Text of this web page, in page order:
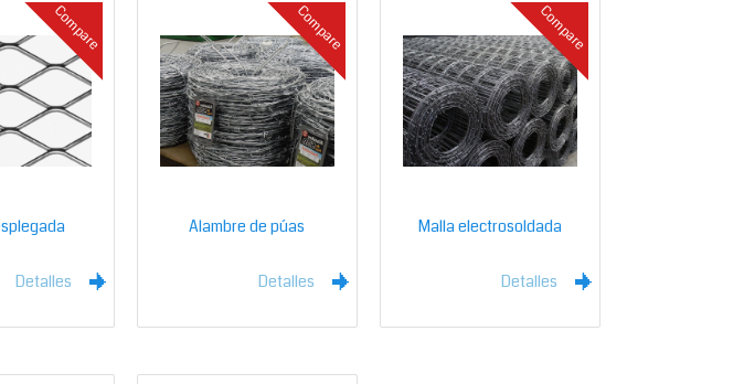
Compare
Detalles l
Compare
Alambre de púas
Detalles l
Compare
Malla electrosoldada
Detalles l